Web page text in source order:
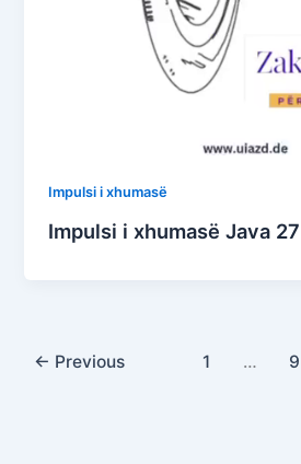
Impulsi i xhumasë
Impulsi i xhumasë Java 27
← Previous 1 … 9